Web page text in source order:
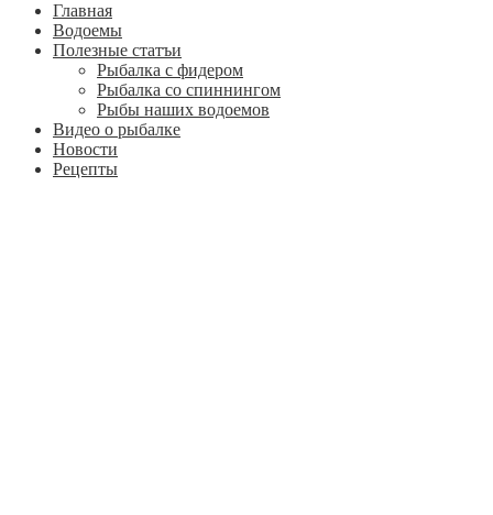
Главная
Водоемы
Полезные статъи
Рыбалка с фидером
Рыбалка со спиннингом
Рыбы наших водоемов
Видео о рыбалке
Новости
Рецепты